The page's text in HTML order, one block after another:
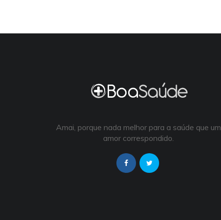
Amai, porque nada melhor para a saúde que um
amor correspondido.